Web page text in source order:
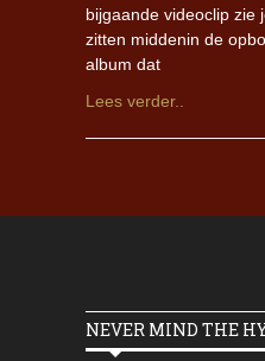
bijgaande videoclip zie
zitten middenin de
album dat
Lees verder..
NEVER MIND THE